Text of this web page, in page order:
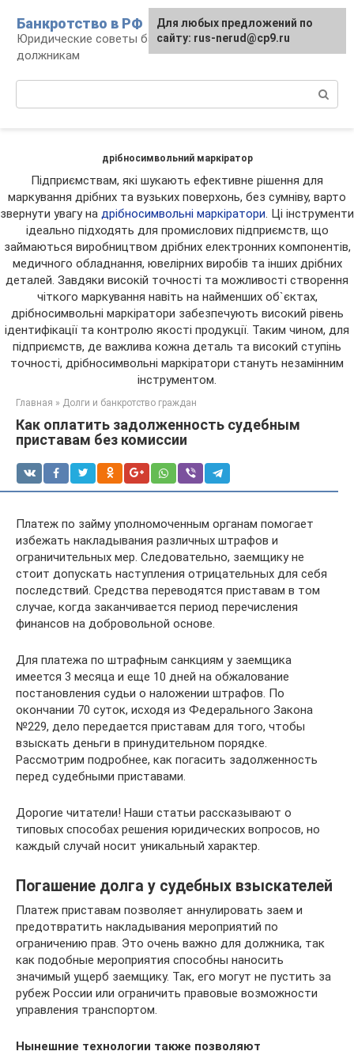
контенту
Банкротство в РФ
Юридические советы банкротам и
должникам
дрібносимвольний маркіратор
Підприємствам, які шукають ефективне рішення для
маркування дрібних та вузьких поверхонь, без сумніву, варто
звернути увагу на дрібносимвольні маркіратори. Ці інструменти
ідеально підходять для промислових підприємств, що
займаються виробництвом дрібних електронних компонентів,
медичного обладнання, ювелірних виробів та інших дрібних
деталей. Завдяки високій точності та можливості створення
чіткого маркування навіть на найменших об`єктах,
дрібносимвольні маркіратори забезпечують високий рівень
ідентифікації та контролю якості продукції. Таким чином, для
підприємств, де важлива кожна деталь та високий ступінь
точності, дрібносимвольні маркіратори стануть незамінним
інструментом.
Главная » Долги и банкротство граждан
Как оплатить задолженность судебным
приставам без комиссии
Платеж по займу уполномоченным органам помогает
избежать накладывания различных штрафов и
ограничительных мер. Следовательно, заемщику не
стоит допускать наступления отрицательных для себя
последствий. Средства переводятся приставам в том
случае, когда заканчивается период перечисления
финансов на добровольной основе.
Для платежа по штрафным санкциям у заемщика
имеется 3 месяца и еще 10 дней на обжалование
постановления судьи о наложении штрафов. По
окончании 70 суток, исходя из Федерального Закона
№229, дело передается приставам для того, чтобы
взыскать деньги в принудительном порядке.
Рассмотрим подробнее, как погасить задолженность
перед судебными приставами.
Дорогие читатели! Наши статьи рассказывают о
типовых способах решения юридических вопросов, но
каждый случай носит уникальный характер.
Погашение долга у судебных взыскателей
Платеж приставам позволяет аннулировать заем и
предотвратить накладывания мероприятий по
ограничению прав. Это очень важно для должника, так
как подобные мероприятия способны наносить
значимый ущерб заемщику. Так, его могут не пустить за
рубеж России или ограничить правовые возможности
управления транспортом.
Нынешние технологии также позволяют
Для любых предложений по
сайту: rus-nerud@cp9.ru